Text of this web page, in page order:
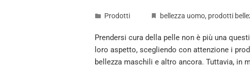
Prodotti bellezza uomo, prodotti
Prendersi cura della pelle non è più una
loro aspetto, scegliendo con attenzione i
bellezza maschili e altro ancora. Tuttavia,